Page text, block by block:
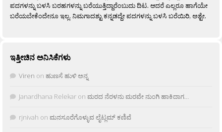
ಪದಗಳನ್ನು ಬಳಸಿ ಬರಹಗಳನ್ನು ಬರೆಯುತ್ತಿದ್ದಾರೆಂಬುದು ದಿಟ. ಆದರೆ ಎಲ್ಲರೂ ಹಾಗೆಯೇ
ಬರೆಯಬೇಕೆಂದೇನೂ ಇಲ್ಲ. ನಿಮಗಾದಶ್ಟು ಕನ್ನಡದ್ದೇ ಪದಗಳನ್ನು ಬಳಸಿ ಬರೆಯಿರಿ, ಅಶ್ಟೇ.
ಇತ್ತೀಚಿನ ಅನಿಸಿಕೆಗಳು
Viren on ಹುಣಸೆ ಹುಳಿ ಅನ್ನ
Janardhana Relekar on ಮರದ ನೆರಳನು ಮರವೇ ನುಂಗಿ ಹಾಕಿದಾಗ…
rjnivah on ಮನಸೂರೆಗೊಳ್ಳುವ ಲೈಟ್ಲಮ್ ಕಣಿವೆ